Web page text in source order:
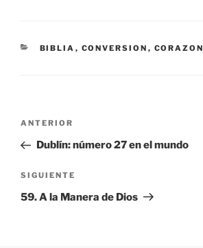
CATEGORÍAS
BIBLIA , CONVERSION , CORAZON
Navegación
entradas
Entrada
anterior:
ANTERIOR
Dublín: número 27 en el mundo
Siguiente
entrada
SIGUIENTE
59. A la Manera de Dios